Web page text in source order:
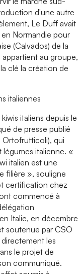
d'une autre
Le Duff avait
Normandie pour
(Calvados) de la
appartient au groupe,
clé la création de
italiennes
italiens depuis le
de presse publié
Ortofrutticoli), qui
italienne. «
italien est une
filière », souligne
certification chez
commencé à
Italie, en décembre
soutenue par CSO
les
le projet de
communiqué.